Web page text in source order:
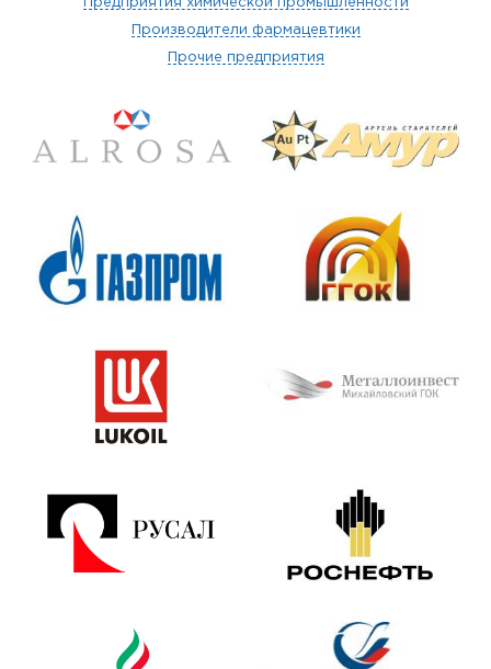
Предприятия химической промышленности
Производители фармацевтики
Прочие предприятия